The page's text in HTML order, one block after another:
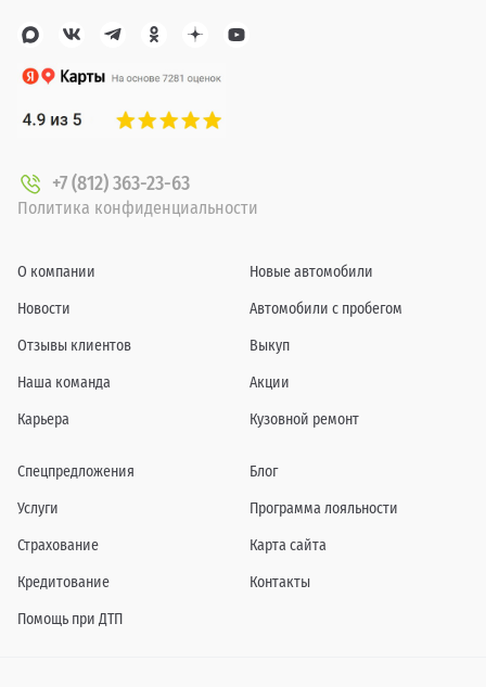
+7 (812) 363-23-63
Политика конфиденциальности
О компании
Новости
Отзывы клиентов
Наша команда
Карьера
Новые автомобили
Автомобили с пробегом
Выкуп
Акции
Кузовной ремонт
Спецпредложения
Услуги
Страхование
Кредитование
Помощь при ДТП
Блог
Программа лояльности
Карта сайта
Контакты